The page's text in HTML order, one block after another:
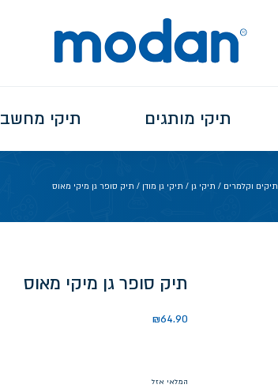
תיקי מותגים תיקי מחשב
תיקים וקלמרים / תיקי גן / תיקי גן מודן / תיק סופר גן מיקי מאוס
תיק סופר גן מיקי מאוס
₪64.90
המלאי אזל